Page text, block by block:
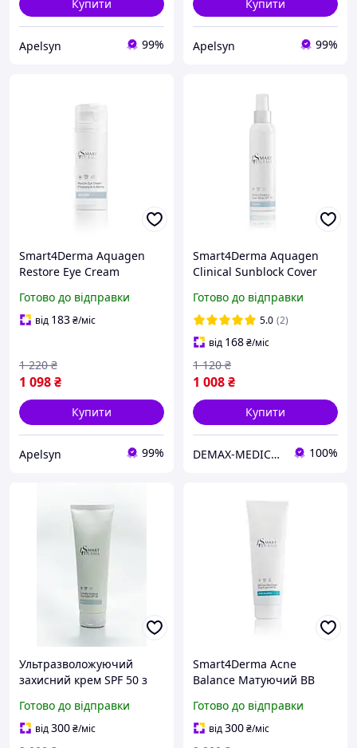
Купити
Apelsyn 99%
Купити
Apelsyn 99%
Smart4Derma Aquagen
Restore Eye Cream
Зволожуючий дренажний
крем від темних кругів та
Готово до відправки
від 183₴/міс
1 098₴
1 220 ₴
Купити
Apelsyn 99%
Smart4Derma Aquagen
Clinical Sunblock Cover
Процедурний Захисний
Регенеруючий Спрей SPF
50+, 150 мл
Готово до відправки
5.0 (2)
від 168₴/міс
1 008₴
1 120 ₴
Купити
DEMAX-MEDICARE 100%
Ультразволожуючий
захисний крем SPF 50 з
Smart4Derma Aquagen
230 мл
Готово до відправки
від300₴/міс
Smart4Derma Acne
Balance Матуючий ВВ
BB Cover Matt Cream Total
Protect SPF30 230ml
Готово до відправки
від300₴/міс